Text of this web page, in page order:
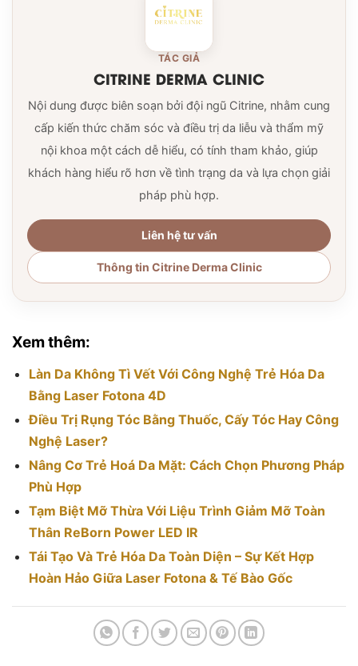
TÁC GIẢ
CITRINE DERMA CLINIC
Nội dung được biên soạn bởi đội ngũ Citrine, nhằm cung
cấp kiến thức chăm sóc và điều trị da liễu và thẩm mỹ
nội khoa một cách dễ hiểu, có tính tham khảo, giúp
khách hàng hiểu rõ hơn về tình trạng da và lựa chọn giải
pháp phù hợp.
Liên hệ tư vấn
Thông tin Citrine Derma Clinic
Xem thêm:
Làn Da Không Tì Vết Với Công Nghệ Trẻ Hóa Da
Bằng Laser Fotona 4D
Điều Trị Rụng Tóc Bằng Thuốc, Cấy Tóc Hay Công
Nghệ Laser?
Nâng Cơ Trẻ Hoá Da Mặt: Cách Chọn Phương Pháp
Phù Hợp
Tạm Biệt Mỡ Thừa Với Liệu Trình Giảm Mỡ Toàn
Thân ReBorn Power LED IR
Tái Tạo Và Trẻ Hóa Da Toàn Diện – Sự Kết Hợp
Hoàn Hảo Giữa Laser Fotona & Tế Bào Gốc